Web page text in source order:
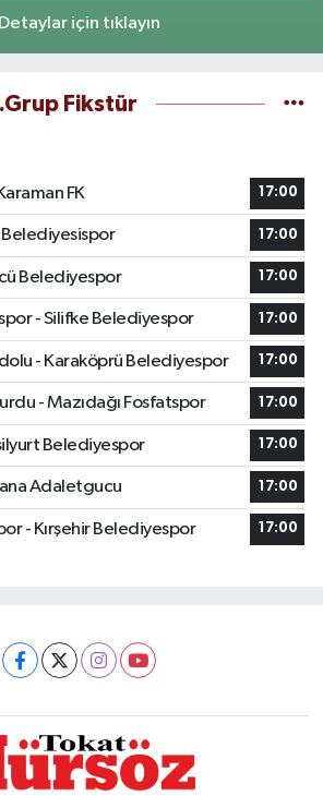
Detaylar için tıklayın
Fikstür
FK
17:00
17:00
Belediyespor 17:00
- Silifke Belediyespor 17:00
- Karaköprü Belediyespor 17:00
- Mazıdağı Fosfatspor 17:00
Belediyespor 17:00
Adaletgucu 17:00
- Kırşehir Belediyespor 17:00